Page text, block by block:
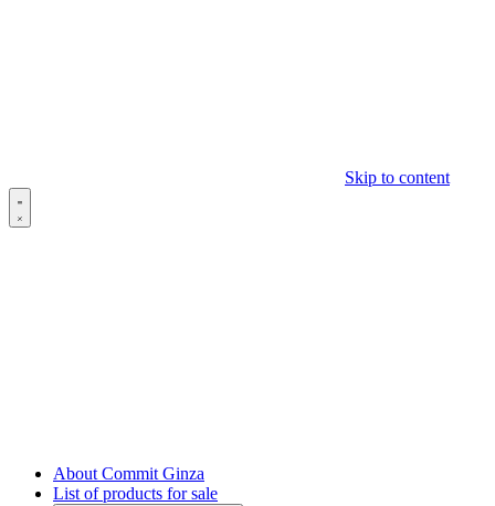
Skip to content
About Commit Ginza
List of products for sale